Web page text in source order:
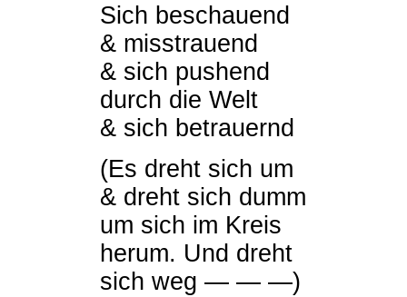
Sich beschauend
& misstrauend
& sich pushend
durch die Welt
& sich betrauernd
(Es dreht sich um
& dreht sich dumm
um sich im Kreis
herum. Und dreht
sich weg — — —)